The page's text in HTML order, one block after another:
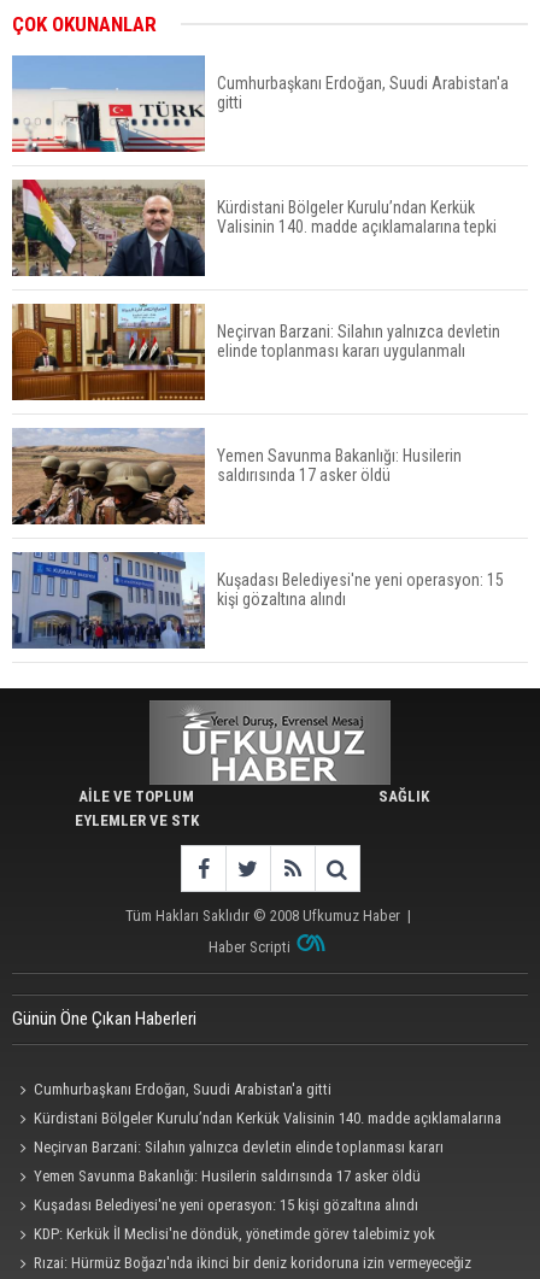
ÇOK OKUNANLAR
Cumhurbaşkanı Erdoğan, Suudi Arabistan'a
gitti
Kürdistani Bölgeler Kurulu’ndan Kerkük
Valisinin 140. madde açıklamalarına tepki
Neçirvan Barzani: Silahın yalnızca devletin
elinde toplanması kararı uygulanmalı
Yemen Savunma Bakanlığı: Husilerin
saldırısında 17 asker öldü
Kuşadası Belediyesi'ne yeni operasyon: 15
kişi gözaltına alındı
AİLE VE TOPLUM
EYLEMLER VE STK
SAĞLIK
Tüm Hakları Saklıdır © 2008 Ufkumuz Haber |
Haber Scripti
Günün Öne Çıkan Haberleri
Cumhurbaşkanı Erdoğan, Suudi Arabistan'a gitti
Kürdistani Bölgeler Kurulu’ndan Kerkük Valisinin 140. madde açıklamalarına
tepkiNeçirvan Barzani: Silahın yalnızca devletin elinde toplanması kararı
uygulanmalı
Yemen Savunma Bakanlığı: Husilerin saldırısında 17 asker öldü
Kuşadası Belediyesi'ne yeni operasyon: 15 kişi gözaltına alındı
KDP: Kerkük İl Meclisi'ne döndük, yönetimde görev talebimiz yok
Rızai: Hürmüz Boğazı'nda ikinci bir deniz koridoruna izin vermeyeceğiz